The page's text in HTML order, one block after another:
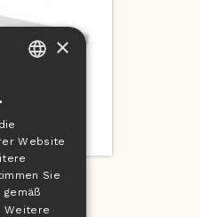
tácek
DE
SLOVAK
×
Website
Sie
Weitere